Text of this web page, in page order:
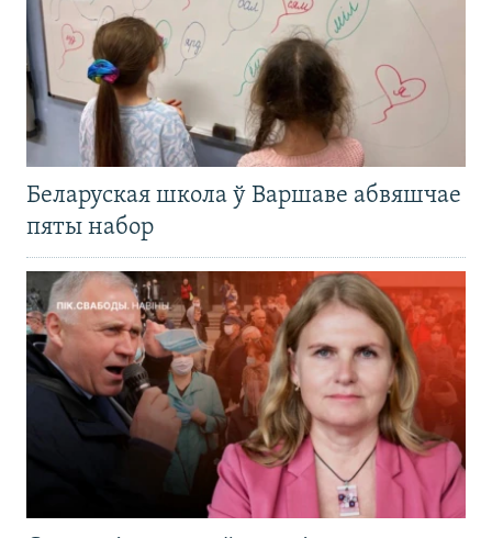
Беларуская школа ў Варшаве абвяшчае
пяты набор